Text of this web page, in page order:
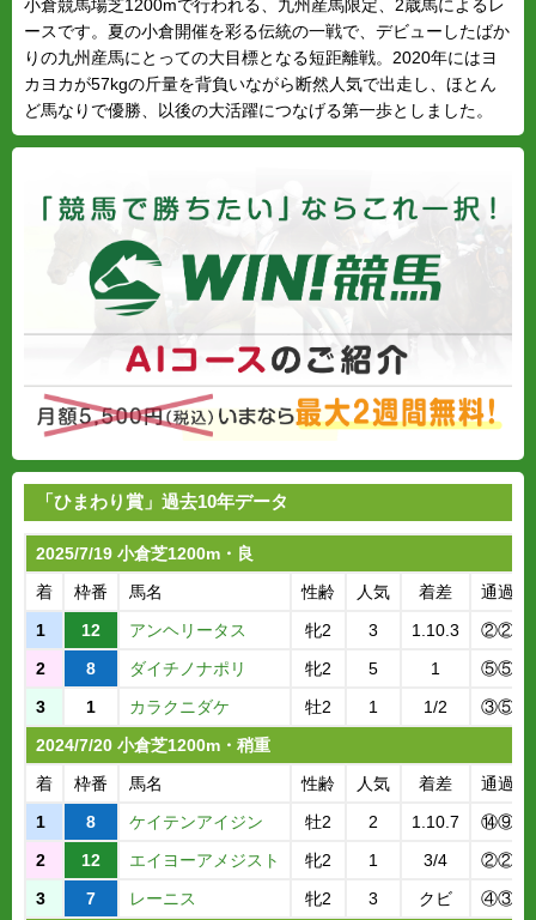
小倉競馬場芝1200mで行われる、九州産馬限定、2歳馬によるレ
ースです。夏の小倉開催を彩る伝統の一戦で、デビューしたばか
りの九州産馬にとっての大目標となる短距離戦。2020年にはヨ
カヨカが57kgの斤量を背負いながら断然人気で出走し、ほとん
ど馬なりで優勝、以後の大活躍につなげる第一歩としました。
「ひまわり賞」過去10年データ
2025/7/19 小倉芝1200m・良
着
枠番 馬名 性齢 人気 着差
通過順
1
12 アンヘリータス 牝2 3 1.10.3
②②
2
8 ダイチノナポリ 牝2 5 1
⑤⑤
3
1 カラクニダケ 牡2 1 1/2
③⑤
2024/7/20 小倉芝1200m・稍重
着
枠番 馬名 性齢 人気 着差
通過順
1
8 ケイテンアイジン 牡2 2 1.10.7
⑭⑨
2
12 エイヨーアメジスト 牝2 1 3/4
②②
3
7 レーニス 牝2 3 クビ
④③